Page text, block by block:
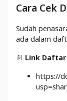
Cara Cek
Sudah
ada dalam
📄 Link Daftar
https://